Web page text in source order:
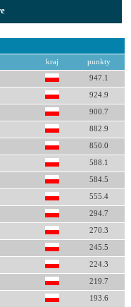
kraj punkty
947.1
924.9
900.7
882.9
850.0
588.1
584.5
555.4
294.7
270.3
245.5
224.3
219.7
193.6